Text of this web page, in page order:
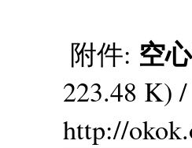
附件: 空
223.48 K)
http://